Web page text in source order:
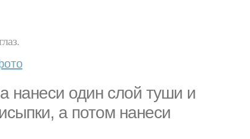
нанеси один слой туши и
а потом нанеси